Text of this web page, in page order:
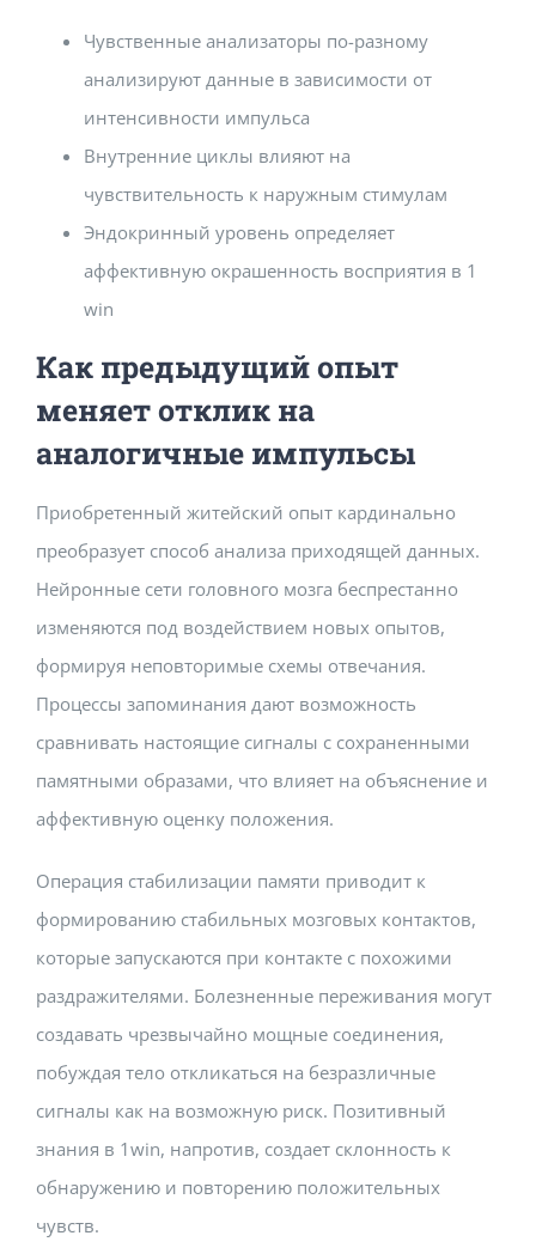
Чувственные анализаторы по-разному
анализируют данные в зависимости от
интенсивности импульса
Внутренние циклы влияют на
чувствительность к наружным стимулам
Эндокринный уровень определяет
аффективную окрашенность восприятия в 1
win
Как предыдущий опыт
меняет отклик на
аналогичные импульсы
Приобретенный житейский опыт кардинально
преобразует способ анализа приходящей данных.
Нейронные сети головного мозга беспрестанно
изменяются под воздействием новых опытов,
формируя неповторимые схемы отвечания.
Процессы запоминания дают возможность
сравнивать настоящие сигналы с сохраненными
памятными образами, что влияет на объяснение и
аффективную оценку положения.
Операция стабилизации памяти приводит к
формированию стабильных мозговых контактов,
которые запускаются при контакте с похожими
раздражителями. Болезненные переживания могут
создавать чрезвычайно мощные соединения,
побуждая тело откликаться на безразличные
сигналы как на возможную риск. Позитивный
знания в 1win, напротив, создает склонность к
обнаружению и повторению положительных
чувств.